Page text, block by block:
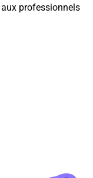
professionnels